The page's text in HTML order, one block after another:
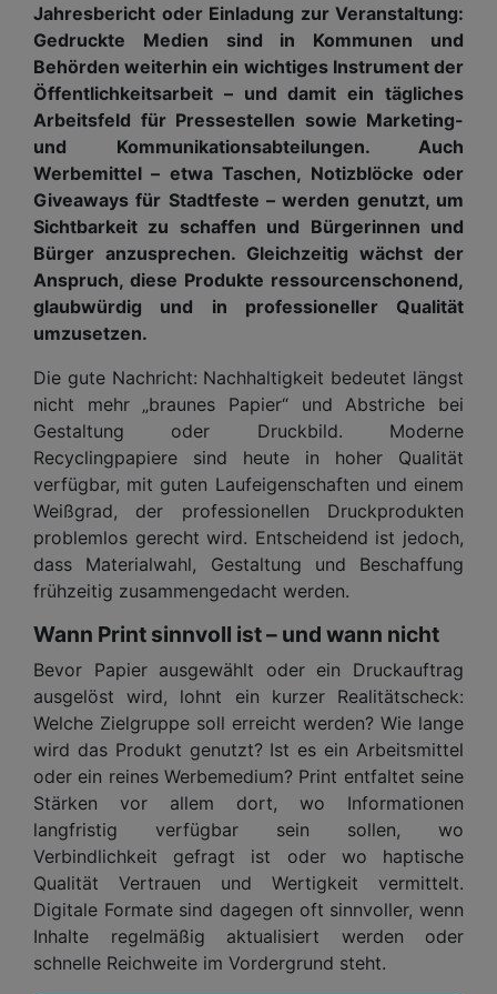
Jahresbericht oder Einladung zur Veranstaltung:
Gedruckte Medien sind in Kommunen und
Behörden weiterhin ein wichtiges Instrument der
Öffentlichkeitsarbeit – und damit ein tägliches
Arbeitsfeld für Pressestellen sowie Marketing-
und Kommunikationsabteilungen. Auch
Werbemittel – etwa Taschen, Notizblöcke oder
Giveaways für Stadtfeste – werden genutzt, um
Sichtbarkeit zu schaffen und Bürgerinnen und
Bürger anzusprechen. Gleichzeitig wächst der
Anspruch, diese Produkte ressourcenschonend,
glaubwürdig und in professioneller Qualität
umzusetzen.
Die gute Nachricht: Nachhaltigkeit bedeutet längst
nicht mehr „braunes Papier“ und Abstriche bei
Gestaltung oder Druckbild. Moderne
Recyclingpapiere sind heute in hoher Qualität
verfügbar, mit guten Laufeigenschaften und einem
Weißgrad, der professionellen Druckprodukten
problemlos gerecht wird. Entscheidend ist jedoch,
dass Materialwahl, Gestaltung und Beschaffung
frühzeitig zusammengedacht werden.
Wann Print sinnvoll ist – und wann nicht
Bevor Papier ausgewählt oder ein Druckauftrag
ausgelöst wird, lohnt ein kurzer Realitätscheck:
Welche Zielgruppe soll erreicht werden? Wie lange
wird das Produkt genutzt? Ist es ein Arbeitsmittel
oder ein reines Werbemedium? Print entfaltet seine
Stärken vor allem dort, wo Informationen
langfristig verfügbar sein sollen, wo
Verbindlichkeit gefragt ist oder wo haptische
Qualität Vertrauen und Wertigkeit vermittelt.
Digitale Formate sind dagegen oft sinnvoller, wenn
Inhalte regelmäßig aktualisiert werden oder
schnelle Reichweite im Vordergrund steht.